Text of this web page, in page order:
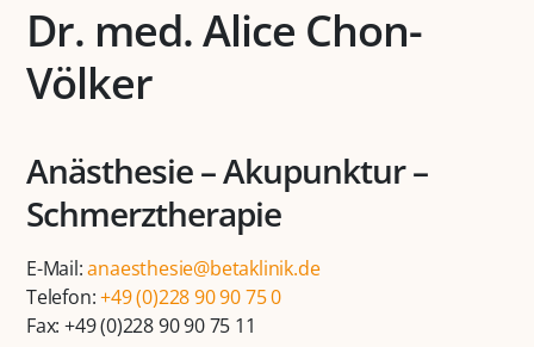
Dr. med. Alice Chon-
Völker
Anästhesie – Akupunktur –
Schmerztherapie
E-Mail:anaesthesie@betaklinik.de
Telefon:+49 (0)228 90 90 75 0
Fax: +49 (0)228 90 90 75 11